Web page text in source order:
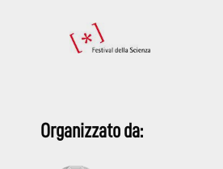
Organizzato da: